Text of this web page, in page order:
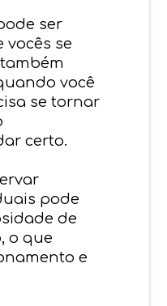
ser
se
você
se tornar
certo.
pode
de
o que
e